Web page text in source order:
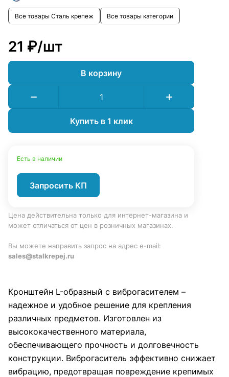
Все товары Сталь крепеж Все товары категории
21 ₽/шт
В корзину
Купить в 1 клик
Есть в наличии
Запросить КП
Цена действительна только для интернет-магазина и
может отличаться от цен в розничных магазинах.
Вы можете направить запрос на адрес e-mail:
sales@stalkrepej.ru
Кронштейн L-образный с виброгасителем –
надежное и удобное решение для крепления
различных предметов. Изготовлен из
высококачественного материала,
обеспечивающего прочность и долговечность
конструкции. Виброгаситель эффективно снижает
вибрацию, предотвращая повреждение крепимых